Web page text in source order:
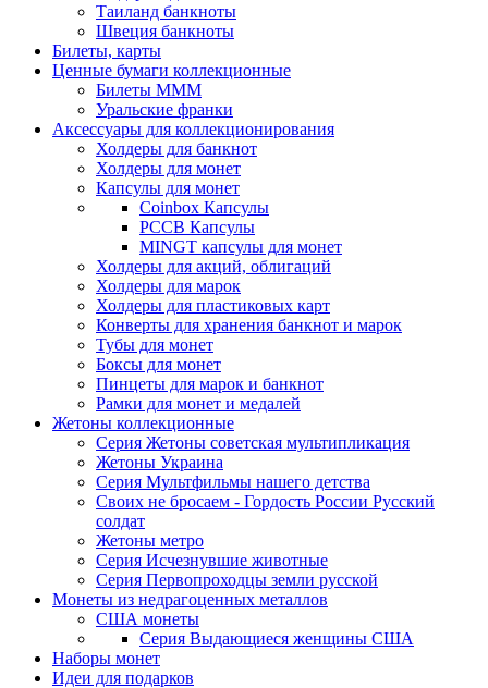
Таиланд банкноты
Швеция банкноты
Билеты, карты
Ценные бумаги коллекционные
Билеты МММ
Уральские франки
Аксессуары для коллекционирования
Холдеры для банкнот
Холдеры для монет
Капсулы для монет
Coinbox Капсулы
РССВ Капсулы
MINGT капсулы для монет
Холдеры для акций, облигаций
Холдеры для марок
Холдеры для пластиковых карт
Конверты для хранения банкнот и марок
Тубы для монет
Боксы для монет
Пинцеты для марок и банкнот
Рамки для монет и медалей
Жетоны коллекционные
Серия Жетоны советская мультипликация
Жетоны Украина
Серия Мультфильмы нашего детства
Своих не бросаем - Гордость России Русский
солдат
Жетоны метро
Серия Исчезнувшие животные
Серия Первопроходцы земли русской
Монеты из недрагоценных металлов
США монеты
Серия Выдающиеся женщины США
Наборы монет
Идеи для подарков